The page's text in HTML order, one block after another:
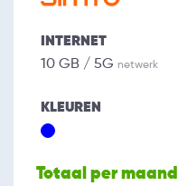
INTERNET
10 GB / 5G netwerk
KLEUREN
Totaal per maand